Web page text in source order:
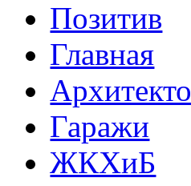
Позитив
Главная
Гаражи
ЖКХиБ